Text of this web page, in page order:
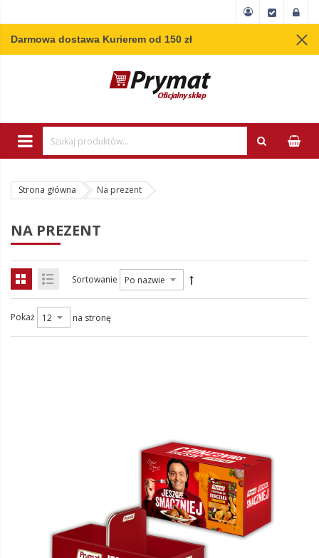
Darmowa dostawa Kurierem od 150 zł
Wpisz minimum
Strona główna Na prezent
NA PREZENT
Sortowanie
Pokaż na stronę